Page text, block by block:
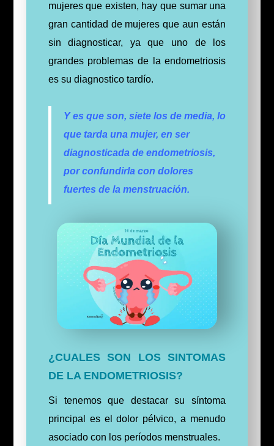
mujeres que existen, hay que sumar una
gran cantidad de mujeres que aun están
sin diagnosticar, ya que uno de los
grandes problemas de la endometriosis
es su diagnostico tardío.
Y es que son, siete los de media, lo
que tarda una mujer, en ser
diagnosticada de endometriosis,
por confundirla con dolores
fuertes de la menstruación.
¿CUALES SON LOS SINTOMAS
DE LA ENDOMETRIOSIS?
Si tenemos que destacar su síntoma
principal es el dolor pélvico, a menudo
asociado con los períodos menstruales.